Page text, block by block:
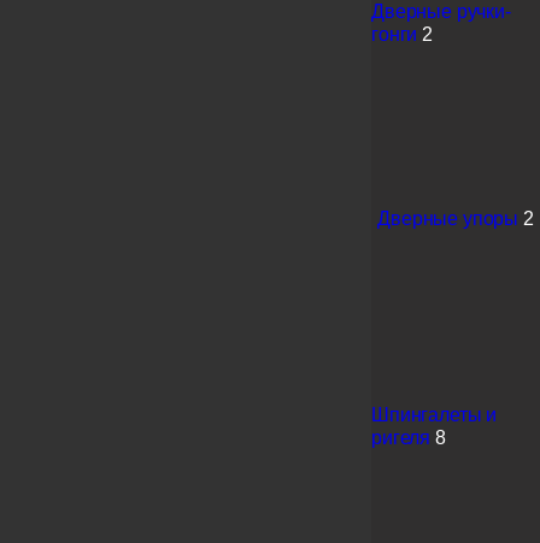
Дверные ручки-
гонги 2
Дверные упоры 2
Шпингалеты и
ригеля 8